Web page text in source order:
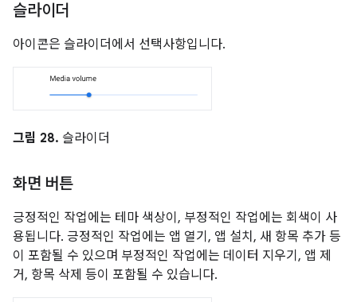
슬라이더
아이콘은 슬라이더에서 선택사항입니다.
그림 28. 슬라이더
화면 버튼
긍정적인 작업에는 테마 색상이, 부정적인 작업에는 회색이 사
용됩니다. 긍정적인 작업에는 앱 열기, 앱 설치, 새 항목 추가 등
이 포함될 수 있으며 부정적인 작업에는 데이터 지우기, 앱 제
거, 항목 삭제 등이 포함될 수 있습니다.